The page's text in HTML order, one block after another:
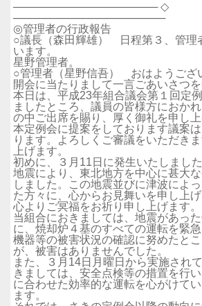
─────────────────── ◇
────────────────────
◎管理者の行政報告
○議長（森田輝雄） 日程第３、管理
います。
星野管理者。
○管理者（星野信吾） おはようござ
開会に当たりまして一言ごあいさつを
本日は、平成23年組合議会第１回定
ましたところ、議員の皆様方におか
の中ご出席を賜り、厚く御礼を申し上
本定例会に提案をしております議案
ります。よろしくご審議をいただき
上げます。
初めに、３月11日に発生いたしまし
地震により、東北地方を中心に甚大
しました。この地震並びに津波によ
た方々に、心からお見舞いを申し上
心よりご冥福をお祈り申し上げます。
当組合におきましては、地震があっ
に、焼却炉４基のすべての運転を緊
機器等の被害状況の確認に努めたと
が、被害はありませんでした。
また、３月14日月曜日から実施され
きましては、安全点検等の措置を行
に合わせた効率的な運転を心がけて
ます。